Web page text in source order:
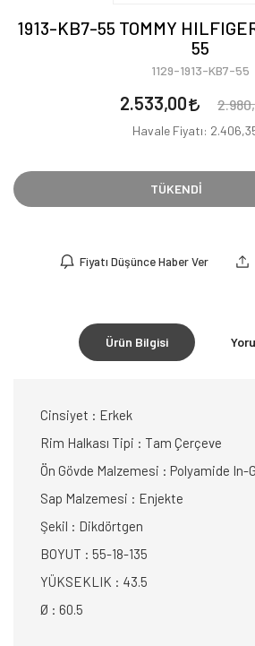
1913-KB7-55 TOMMY
55
1129-1913-KB7-55
2.533,00
Havale Fiyatı:
TÜKENDİ
Fiyatı Düşünce Haber Ver
Ürün Bilgisi
Cinsiyet : Erkek
Rim Halkası Tipi : Tam Çerçeve
Ön Gövde Malzemesi : Polyamide In-
Sap Malzemesi : Enjekte
Şekil : Dikdörtgen
BOYUT : 55-18-135
YÜKSEKLIK : 43.5
Ø : 60.5